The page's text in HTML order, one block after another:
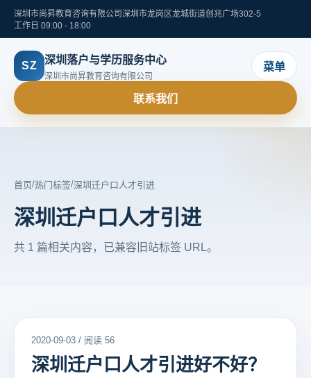
深圳市尚昇教育咨询有限公司 深圳市龙岗区龙城街道创兆广场302-5
工作日 09:00 - 18:00
SZ 深圳落户与学历服务中心
深圳市尚昇教育咨询有限公司
菜单
联系我们
首页/热门标签/深圳迁户口人才引进
深圳迁户口人才引进
共 1 篇相关内容，已兼容旧站标签 URL。
2020-09-03 / 阅读 56
深圳迁户口人才引进好不好？